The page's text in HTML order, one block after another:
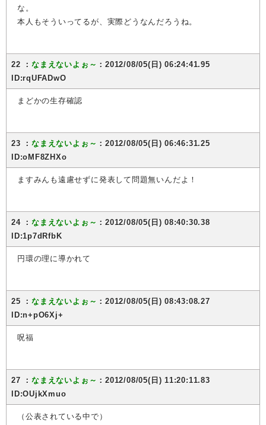
な。
本人もそういってるが、実際どうなんだろうね。
22 ：なまえないよぉ～ ：2012/08/05(日) 06:24:41.95
ID:rqUFADwO
まどかの生存確認
23 ：なまえないよぉ～ ：2012/08/05(日) 06:46:31.25
ID:oMF8ZHXo
ますみんも遠慮せずに発表して問題無いんだよ！
24 ：なまえないよぉ～ ：2012/08/05(日) 08:40:30.38
ID:1p7dRfbK
円環の理に導かれて
25 ：なまえないよぉ～ ：2012/08/05(日) 08:43:08.27
ID:n+pO6Xj+
呪福
27 ：なまえないよぉ～ ：2012/08/05(日) 11:20:11.83
ID:OUjkXmuo
（公表されている中で）